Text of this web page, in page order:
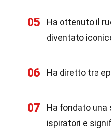
05
Ha ottenuto il
diventato
06 Ha diretto tre
07
Ha fondato una
ispiratori e